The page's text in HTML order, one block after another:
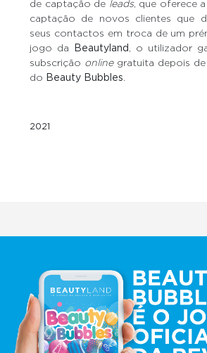
de captação de leads, que oferece
captação de novos clientes que
seus contactos em troca de um
jogo da
Beautyland , o utilizador
subscrição onlinegratuita depois de
do Beauty Bubbles.
2021